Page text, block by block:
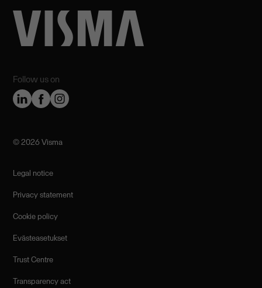
Follow us on
©️ 2026 Visma
Legal notice
Privacy statement
Cookie policy
Evästeasetukset
Trust Centre
Transparency act